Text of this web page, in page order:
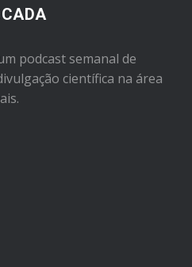
podcast semanal de
científica na área